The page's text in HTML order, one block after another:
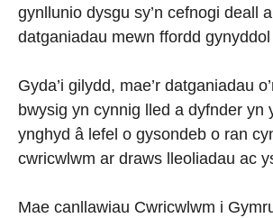
gynllunio dysgu sy’n cefnogi deall
datganiadau mewn ffordd
Gyda’i gilydd, mae’r datganiadau
bwysig yn cynnig lled a dyfnder yn
ynghyd â lefel o gysondeb o ran
cwricwlwm ar draws lleoliadau ac
Mae canllawiau Cwricwlwm i